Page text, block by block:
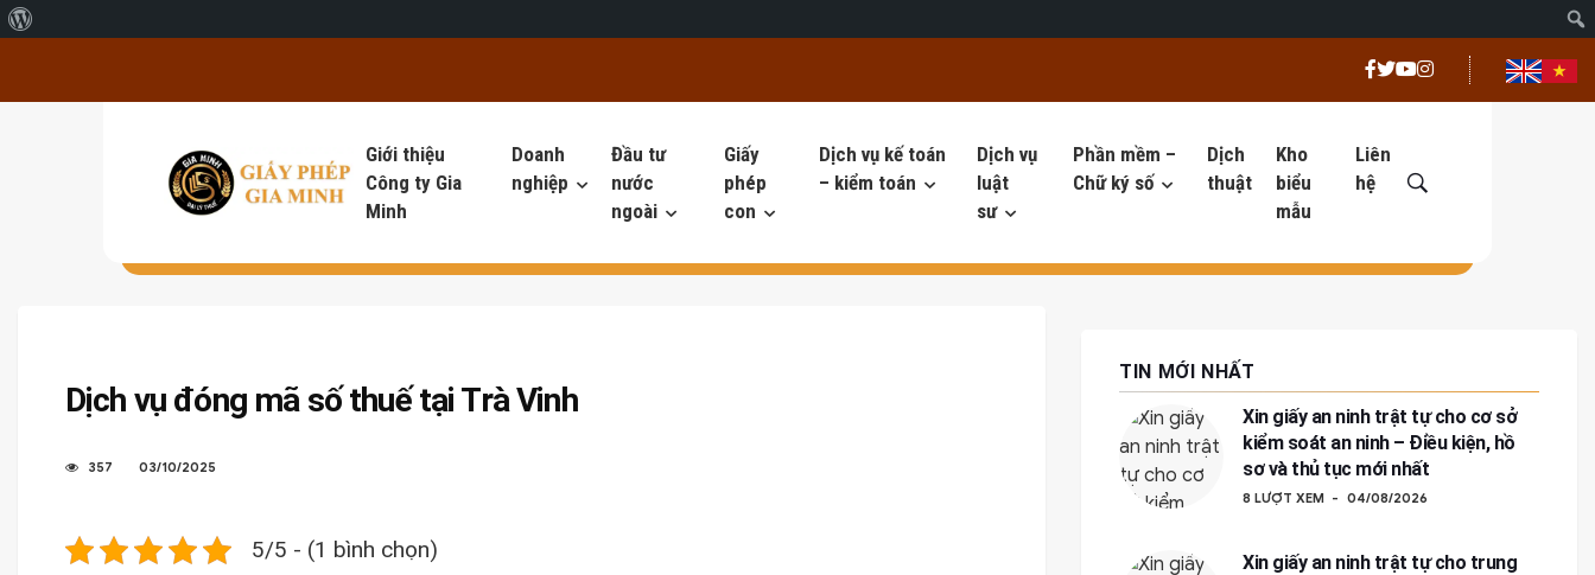
Giới thiệu
Công ty Gia
Minh
Doanh
nghiệp
Đầu tư
nước
ngoài
Giấy
phép
con
Dịch vụ kế toán
– kiểm toán
Dịch vụ
luật
sư
Phần mềm –
Chữ ký số
Dịch
thuật
Kho
biểu
mẫu
Liên
hệ
Dịch vụ đóng mã số thuế tại Trà Vinh
357 03/10/2025
5/5 - (1 bình chọn)
TIN MỚI NHẤT
Xin giấy an ninh trật tự cho cơ sở
kiểm soát an ninh – Điều kiện, hồ
sơ và thủ tục mới nhất
8 LƯỢT XEM 04/08/2026
Xin giấy an ninh trật tự cho trung